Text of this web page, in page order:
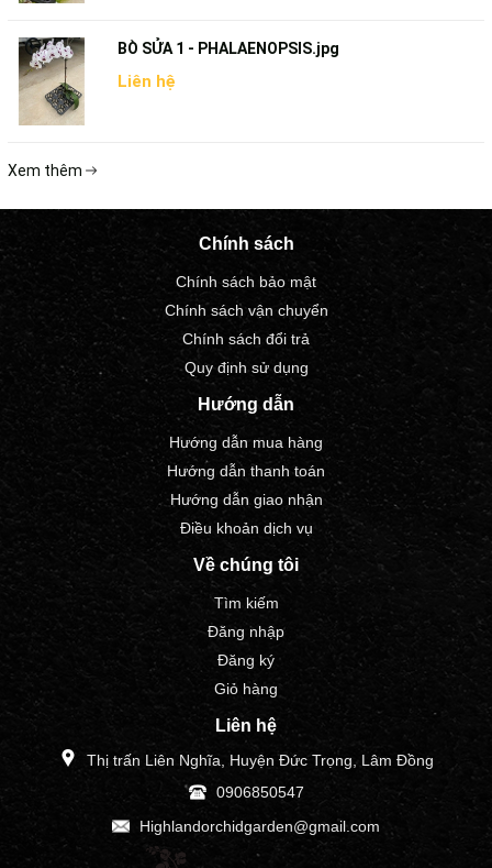
BÒ SỬA 1 - PHALAENOPSIS.jpg
Liên hệ
Xem thêm
Chính sách
Chính sách bảo mật
Chính sách vận chuyển
Chính sách đổi trả
Quy định sử dụng
Hướng dẫn
Hướng dẫn mua hàng
Hướng dẫn thanh toán
Hướng dẫn giao nhận
Điều khoản dịch vụ
Về chúng tôi
Tìm kiếm
Đăng nhập
Đăng ký
Giỏ hàng
Liên hệ
Thị trấn Liên Nghĩa, Huyện Đức Trọng, Lâm Đồng
0906850547
Highlandorchidgarden@gmail.com